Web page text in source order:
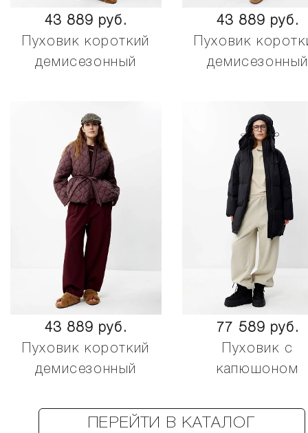
43 889 руб.
Пуховик короткий
демисезонный
43 889 руб.
Пуховик
43 889 руб.
Пуховик короткий
демисезонный
77 589 руб.
Пуховик с
капюшоном
ПЕРЕЙТИ В КАТАЛОГ